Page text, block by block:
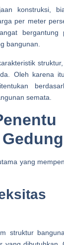
konstruksi,
per meter
bergantung
bangunan.
Oleh karena
semata.
yang
struktur